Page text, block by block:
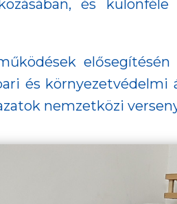
és
és
nemzetközi